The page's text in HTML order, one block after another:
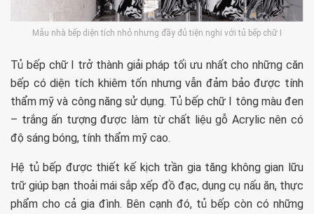
Mẫu nhà bếp diện tích nhỏ nhưng đầy đủ tiện nghi với tủ bếp chữ I
Tủ bếp chữ I trở thành giải pháp tối ưu nhất cho những căn
bếp có diện tích khiêm tốn nhưng vẫn đảm bảo được tính
thẩm mỹ và công năng sử dụng. Tủ bếp chữ I tông màu đen
– trắng ấn tượng được làm từ chất liệu gỗ Acrylic nên có
độ sáng bóng, tính thẩm mỹ cao.
Hệ tủ bếp được thiết kế kịch trần gia tăng không gian lữu
trữ giúp bạn thoải mái sắp xếp đồ đạc, dụng cụ nấu ăn, thực
phẩm cho cả gia đình. Bên cạnh đó, tủ bếp còn có những